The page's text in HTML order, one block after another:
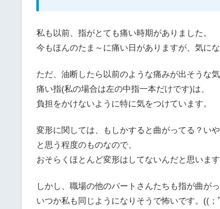
私も以前、指がとても痛い時期がありました。
今もほんのたま～に痛い日がありますが、気に
ただ、油断したら以前のような痛みが出そうな
痛い指(私の場合は左の中指一本だけです)は、
負担をかけないように特に気をつけています。
変形に関しては、もしかすると曲がってる？い
と思う程度のものなので、
おそらくほとんど変形はしてないんだと思いま
しかし、職場の他のパートさんたちも指が曲が
いつか私も同じようになりそうで怖いです。((